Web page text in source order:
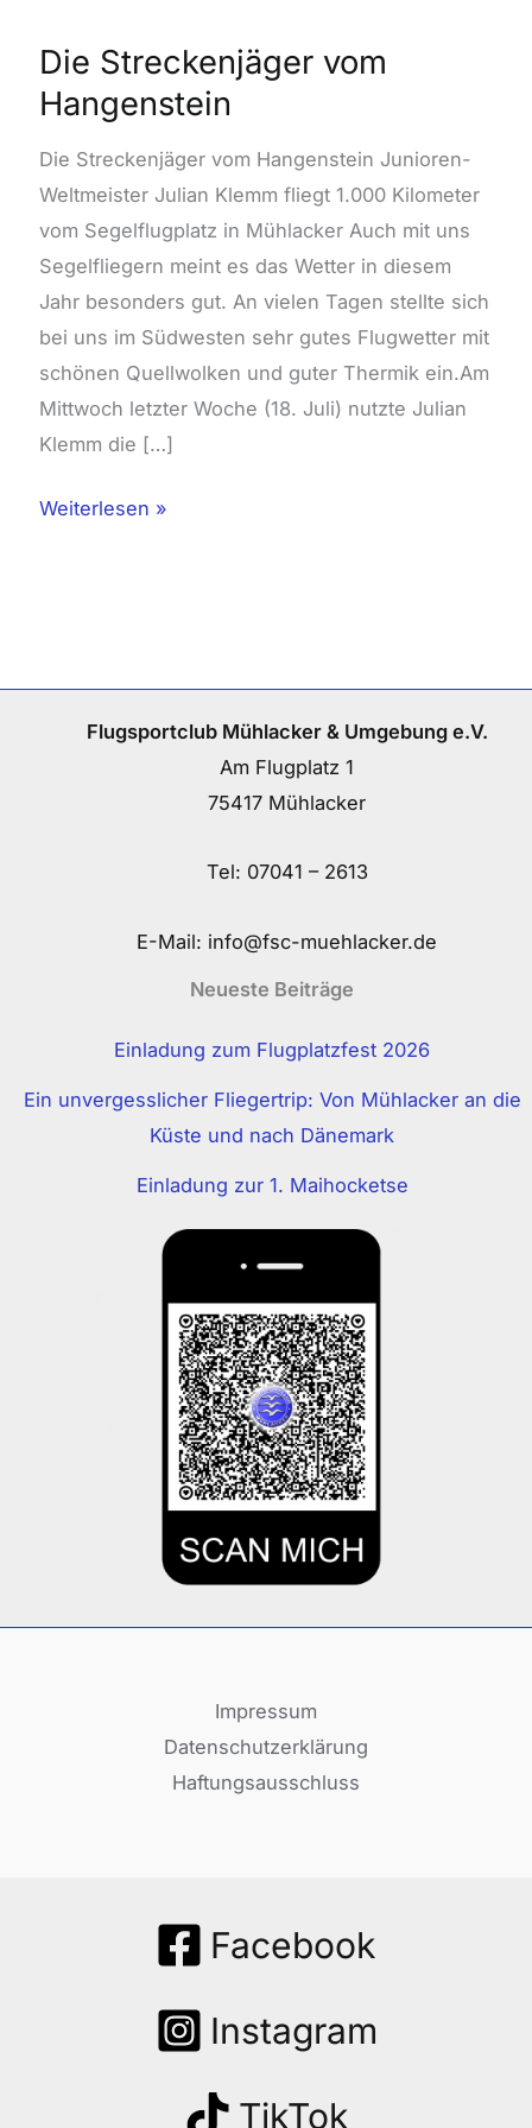
Die Streckenjäger vom
Hangenstein
Die Streckenjäger vom Hangenstein Junioren-
Weltmeister Julian Klemm fliegt 1.000 Kilometer
vom Segelflugplatz in Mühlacker Auch mit uns
Segelfliegern meint es das Wetter in diesem
Jahr besonders gut. An vielen Tagen stellte sich
bei uns im Südwesten sehr gutes Flugwetter mit
schönen Quellwolken und guter Thermik ein.Am
Mittwoch letzter Woche (18. Juli) nutzte Julian
Klemm die […]
Weiterlesen »
Flugsportclub Mühlacker & Umgebung e.V.
Am Flugplatz 1
75417 Mühlacker
Tel: 07041 – 2613
E-Mail: info@fsc-muehlacker.de
Neueste Beiträge
Einladung zum Flugplatzfest 2026
Ein unvergesslicher Fliegertrip: Von Mühlacker an die
Küste und nach Dänemark
Einladung zur 1. Maihocketse
Impressum
Datenschutzerklärung
Haftungsausschluss
Facebook
Instagram
TikTok